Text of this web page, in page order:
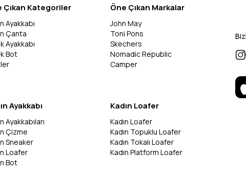
Çıkan Kategoriler
Ayakkabı
Çanta
Ayakkabı
Bot
Öne Çıkan Markalar
John May
Toni Pons
Skechers
Nomadic Republic
Camper
Ayakkabı
Ayakkabıları
Çizme
Sneaker
Loafer
Bot
Kadın Loafer
Kadın Loafer
Kadın Topuklu Loafer
Kadın Tokalı Loafer
Kadın Platform Loafer